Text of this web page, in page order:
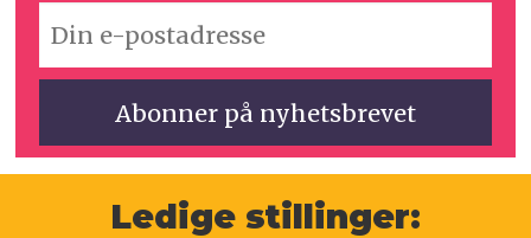
Ledige stillinger: